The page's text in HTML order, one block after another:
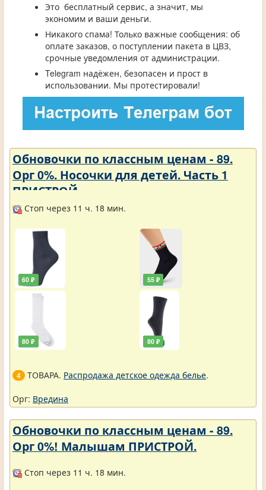
Это бесплатный сервис, а значит, мы
экономим и ваши деньги.
Никакого спама! Только важные сообщения: об
оплате заказов, о поступлении пакета в ЦВЗ,
срочные уведомления от администрации.
Telegram надёжен, безопасен и прост в
использовании. Мы протестировали!
Обновочки по классным ценам - 89.
Орг 0%. Носочки для детей. Часть 1
ПРИСТРОЙ.
Стоп через 11 ч. 18 мин.
60 ₽
80 ₽
55 ₽
80 ₽
4 ТОВАРА. Распродажа детское одежда белье.
Орг: Вредина
Обновочки по классным ценам - 89.
Орг 0%! Малышам ПРИСТРОЙ.
Стоп через 11 ч. 18 мин.